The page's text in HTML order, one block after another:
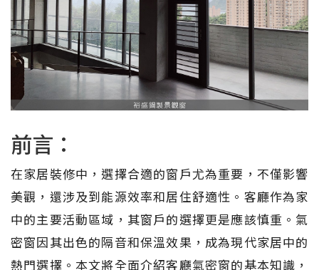
前言：
在家居裝修中，選擇合適的窗戶尤為重要，不僅影響
美觀，還涉及到能源效率和居住舒適性。客廳作為家
中的主要活動區域，其窗戶的選擇更是應該慎重。氣
密窗因其出色的隔音和保溫效果，成為現代家居中的
熱門選擇。本文將全面介紹客廳氣密窗的基本知識，